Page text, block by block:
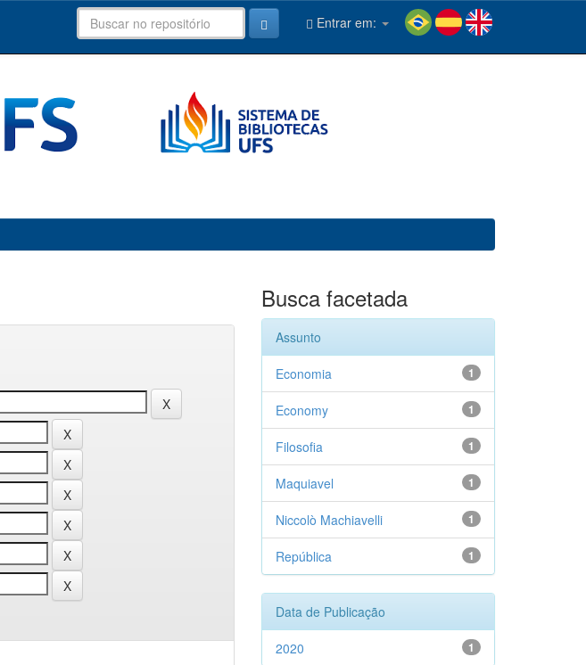
Entrar em:
Busca facetada
Assunto
1
Economia
1
Economy
1
Filosofia
1
Maquiavel
1
Niccolò Machiavelli
1
República
Data de Publicação
1
2020